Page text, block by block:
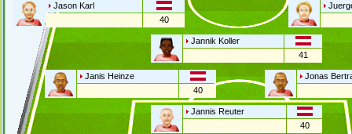
Jannik Koller
41
Jason Karl
40
Jonas
Janis Heinze
40
Jannis Reuter
40